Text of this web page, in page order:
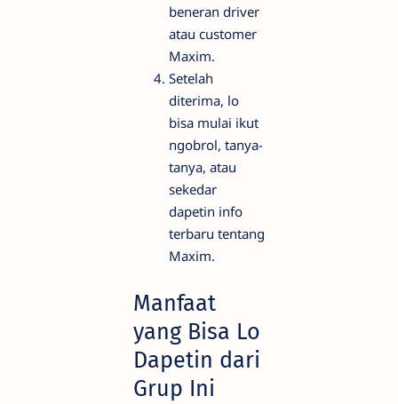
beneran driver
atau customer
Maxim.
Setelah
diterima, lo
bisa mulai ikut
ngobrol, tanya-
tanya, atau
sekedar
dapetin info
terbaru tentang
Maxim.
Manfaat
yang Bisa Lo
Dapetin dari
Grup Ini